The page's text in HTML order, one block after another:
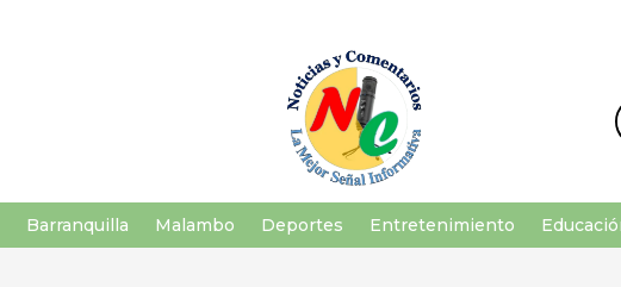
Barranquilla Malambo Deportes Entretenimiento